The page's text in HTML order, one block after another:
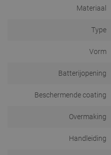
Materiaal
Type
Vorm
Batterijopening
Beschermende coating
Overmaking
Handleiding